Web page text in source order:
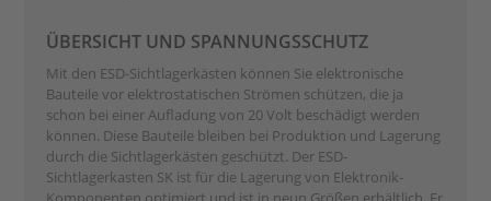
ÜBERSICHT UND SPANNUNGSSCHUTZ
Mit den ESD-Sichtlagerkästen können Sie elektronische
Bauteile vor elektrostatischen Strömen schützen, die ja
schon bei einer Aufladung von 20 Volt beschädigt werden
können. Diese Bauteile bleiben bei Produktion und Lagerung
durch die Sichtlagerkästen geschützt. Der ESD-
Sichtlagerkasten SK ist für die Lagerung von Elektronik-